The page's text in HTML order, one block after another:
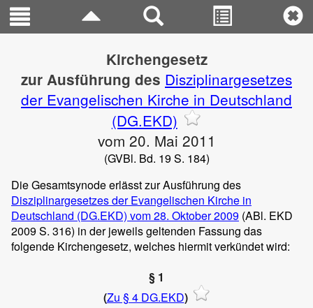
Kirchengesetz
zur Ausführung des Disziplinargesetzes
der Evangelischen Kirche in Deutschland
(DG.EKD)
vom 20. Mai 2011
(GVBl. Bd. 19 S. 184)
Die Gesamtsynode erlässt zur Ausführung des
Disziplinargesetzes der Evangelischen Kirche in
Deutschland (DG.EKD) vom 28. Oktober 2009 (ABl. EKD
2009 S. 316) in der jeweils geltenden Fassung das
folgende Kirchengesetz, welches hiermit verkündet wird:
§ 1
(Zu § 4 DG.EKD)